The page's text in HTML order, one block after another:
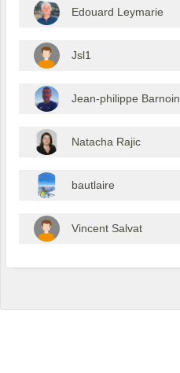
Edouard Leymarie
Jsl1
Jean-philippe Barnoin
Natacha Rajic
bautlaire
Vincent Salvat